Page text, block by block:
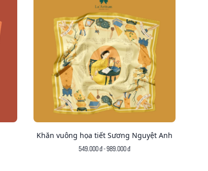
Khăn vuông họa tiết Sương Nguyệt Anh
549.000 đ - 989.000 đ